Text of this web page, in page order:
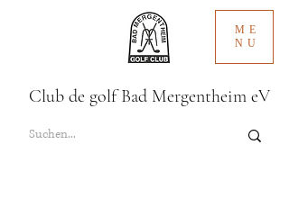
ME
NU
Club de golf Bad Mergentheim eV